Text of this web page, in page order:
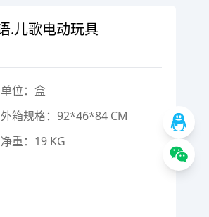
.儿歌电动玩具
单位：盒
外箱规格：92*46*84 CM
净重：19 KG